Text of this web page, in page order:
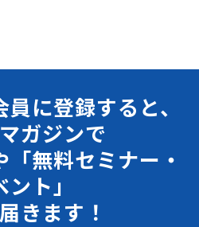
に登録すると、
ガジンで
「無料セミナー・
ト」
きます！